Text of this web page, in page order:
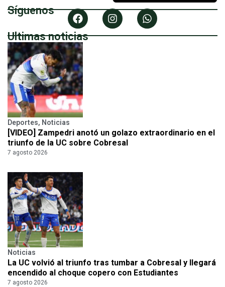
Síguenos
Ultimas noticias
Deportes, Noticias
[VIDEO] Zampedri anotó un golazo extraordinario en el
triunfo de la UC sobre Cobresal
7 agosto 2026
Noticias
La UC volvió al triunfo tras tumbar a Cobresal y llegará
encendido al choque copero con Estudiantes
7 agosto 2026